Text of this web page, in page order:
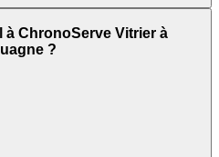
à ChronoServe Vitrier à
?